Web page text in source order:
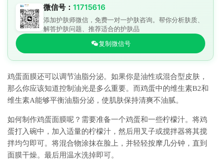
微信号： 11715616
添加护肤师微信，免费一对一护肤咨询。帮你分析肤质、
解答护肤问题、推荐适合的护肤品
复制微信号
鸡蛋面膜还可以调节油脂分泌。如果你是油性或混合型皮肤，
那么你应该知道控制油光是多么重要。而鸡蛋中的维生素B2和
维生素A能够平衡油脂分泌，使肌肤保持清爽不油腻。
如何制作鸡蛋面膜呢？需要准备一个鸡蛋和一些柠檬汁。将鸡
蛋打入碗中，加入适量的柠檬汁，然后用叉子或搅拌器将其搅
拌均匀即可。将混合物涂抹在脸上，并轻轻按摩几分钟，直到
面膜干燥。最后用温水洗掉即可。